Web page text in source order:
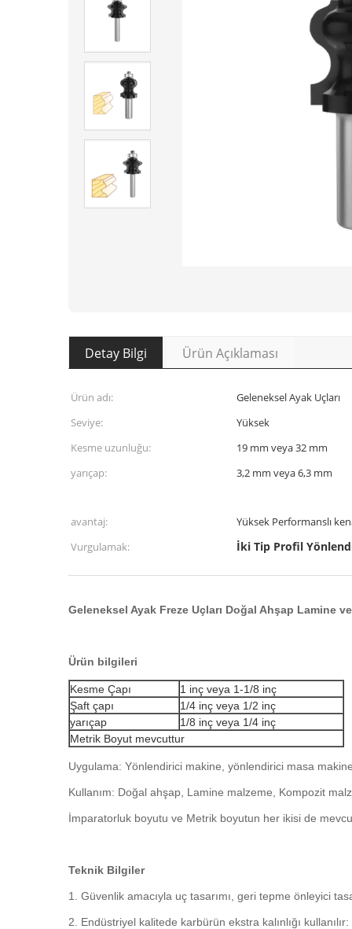
Detay Bilgi Ürün Açıklaması
Ürün adı:
Geleneksel Ayak Uçları
Seviye:
Yüksek
Kesme uzunluğu:
19 mm veya 32 mm
yarıçap:
3,2 mm veya 6,3 mm
avantaj:
Yüksek Performanslı
Vurgulamak:
İki Tip Profil
Geleneksel Ayak Freze Uçları Doğal Ahşap Lamine
Ürün bilgileri
Kesme Çapı
1 inç veya 1-1/8 inç
Şaft çapı
1/4 inç veya 1/2 inç
yarıçap
1/8 inç veya 1/4 inç
Metrik Boyut mevcuttur
Uygulama: Yönlendirici makine, yönlendirici masa
Kullanım: Doğal ahşap, Lamine malzeme, Kompozit
İmparatorluk boyutu ve Metrik boyutun her ikisi de
Teknik Bilgiler
1. Güvenlik amacıyla uç tasarımı, geri tepme önleyici
2. Endüstriyel kalitede karbürün ekstra kalınlığı kullanılır: